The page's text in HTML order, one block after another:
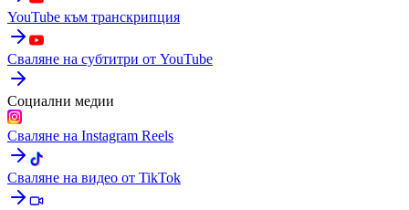
YouTube към транскрипция
Сваляне на субтитри от YouTube
Социални медии
Сваляне на Instagram Reels
Сваляне на видео от TikTok